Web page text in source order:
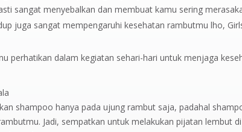
sangat menyebalkan dan membuat kamu sering
juga sangat mempengaruhi kesehatan rambutmu lho,
perhatikan dalam kegiatan sehari-hari untuk menjaga
shampoo hanya pada ujung rambut saja, padahal
Jadi, sempatkan untuk melakukan pijatan lembut